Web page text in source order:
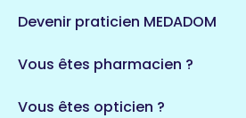
Devenir praticien MEDADOM
Vous êtes pharmacien ?
Vous êtes opticien ?